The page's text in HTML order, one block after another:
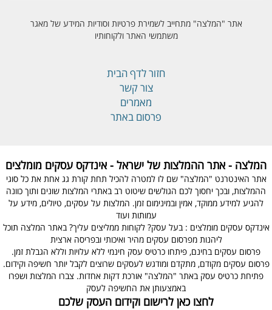
אתר "המלצה" מתחייב לשמירת פרטיות וסודיות המידע של מאגר
משתמשי האתר ולקוחותיו
חזור לדף הבית
צור קשר
מאמרים
פרסום באתר
המלצה - אתר ההמלצות של ישראל - אינדקס עסקים מומלצים
אתר האינטרנט "המלצה" שם לו למטרה להכיל תחת קורת גג אחת את כל סוגי
ההמלצות, ובכך יחסוך לכם הגולשים שיטוט רב באתרי המלצות שונים ותוך כוונה
להגיע למידע ממוקד, אמין ובמינימום זמן. המלצות על עסקים, טיולים, מידע על
עמותות ועוד
אינדקס עסקים מומלצים : בעל עסק? לקוחות ממליצים עליך? באתר המלצה תוכל
ליהנות מפרסום עסקים מהיר ואיכותי ובפריסה ארצית
פרסום עסקים בחינם, פיתחו כרטיס עסק חינמי ללא עלויות וללא הגבלת זמן.
פרסום עסקים מקודם, מתקדם ומודגש לעסקים שרוצים לקבל יותר חשיפה וקידום.
פתיחת כרטיס עסק באתר "המלצה" אורכת דקות אחדות. צברו המלצות ושפרו
באמצעותן את החשיפה לעסק
לחצו כאן לרישום וקידום העסק שלכם